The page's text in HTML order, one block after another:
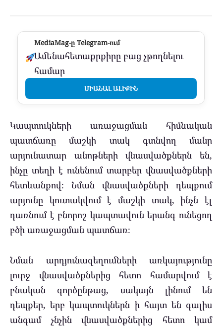
MediaMag-ը Telegram-ում
Ամենահետաքրքիրը բաց չթողնելու
համար
ՄԻԱՆԱԼ ԱԼԻՔԻՆ
Կապտուկների առաջացման հիմնական
պատճառը մաշկի տակ գտնվող մանր
արյունատար անոթների վնասվածքներն են,
ինչը տեղի է ունենում տարբեր վնասվածքների
հետևանքով։ Նման վնասվածքների դեպքում
արյունը կուտակվում է մաշկի տակ, ինչն էլ
դառնում է բնորոշ կապտավուն երանգ ունեցող
բծի առաջացման պատճառ։
Նման արդյունազեղումների առկայությունը
լուրջ վնասվածքներից հետո համարվում է
բնական գործընթաց, սակայն լինում են
դեպքեր, երբ կապտուկներն ի հայտ են գալիս
անգամ չնչին վնասվածքներից հետո կամ